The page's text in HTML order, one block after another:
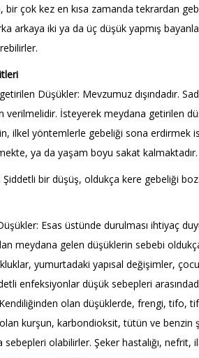
çok kez en kısa zamanda tekrardan
arkaya iki ya da üç düşük yapmış
Düşükler: Mevzumuz dışındadır.
verilmelidir. İsteyerek meydana getirilen
ilkel yöntemlerle gebeliği sona erdirmek
ya da yaşam boyu sakat kalmaktadır.
bir düşüş, oldukça kere gebeliği
Esas üstünde durulması ihtiyaç
meydana gelen düşüklerin sebebi
yumurtadaki yapısal değişimler,
enfeksiyonlar düşük sebepleri
olan düşüklerde, frengi, tifo,
kurşun, karbondioksit, tütün ve
sebepleri olabilirler. Şeker hastalığı,